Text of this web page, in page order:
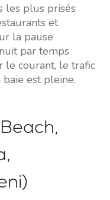
les plus prisés
et
la pause
par temps
le courant, le trafic
est pleine.